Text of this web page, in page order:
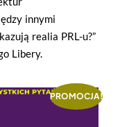
innymi
realia PRL-u?”
Libery.
PROMOCJA!